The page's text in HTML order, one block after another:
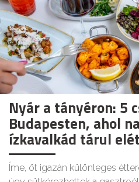
Nyár a tányéron: 5
Budapesten, ahol
ízkavalkád tárul
Íme, öt igazán különleges